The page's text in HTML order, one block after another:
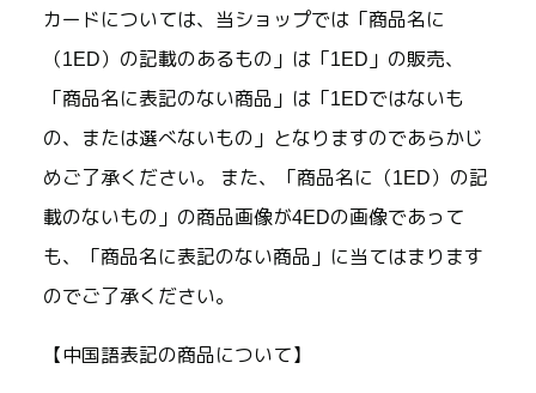
カードについては、当ショップでは「商品名に
（1ED）の記載のあるもの」は「1ED」の販売、
「商品名に表記のない商品」は「1EDではないも
の、または選べないもの」となりますのであらかじ
めご了承ください。 また、「商品名に（1ED）の記
載のないもの」の商品画像が4EDの画像であって
も、「商品名に表記のない商品」に当てはまります
のでご了承ください。
【中国語表記の商品について】